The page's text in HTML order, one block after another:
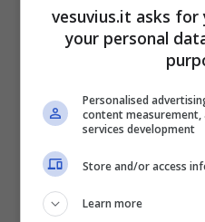
Suarato, uno dei
Maradona) e dei fratelli
Acampora, dirigenti
anni, socio
divieto di dimora.
vesuvius.it asks
your personal
Personalised
content measurement,
services development
Store and/or access
Learn more